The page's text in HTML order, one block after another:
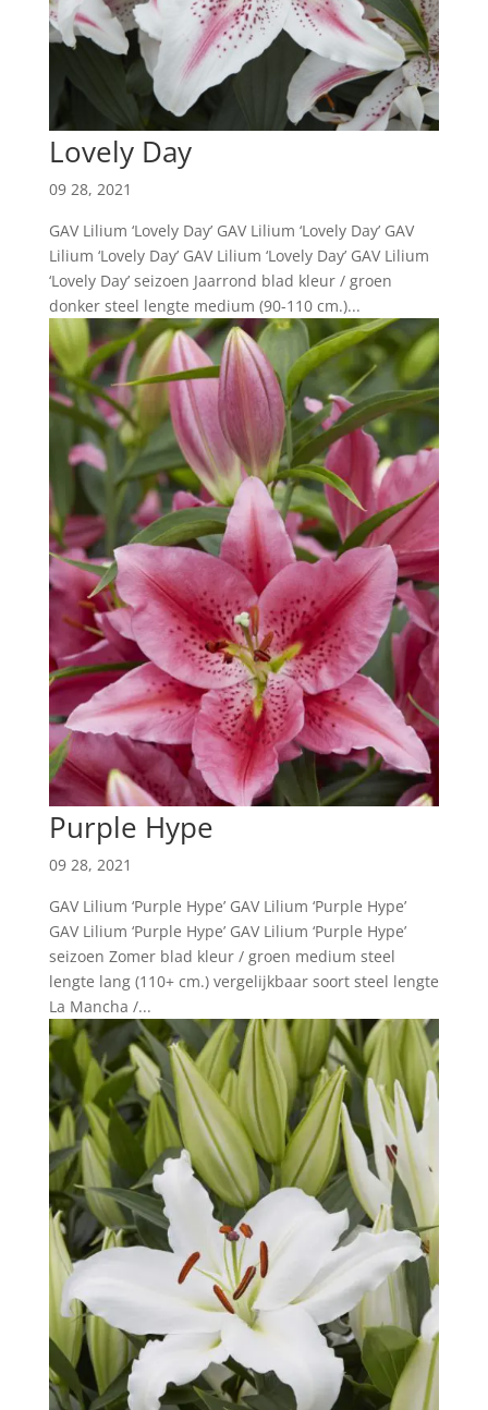
Lovely Day
09 28, 2021
GAV Lilium ‘Lovely Day’ GAV Lilium ‘Lovely Day’ GAV
Lilium ‘Lovely Day’ GAV Lilium ‘Lovely Day’ GAV Lilium
‘Lovely Day’ seizoen Jaarrond blad kleur / groen
donker steel lengte medium (90-110 cm.)...
Purple Hype
09 28, 2021
GAV Lilium ‘Purple Hype’ GAV Lilium ‘Purple Hype’
GAV Lilium ‘Purple Hype’ GAV Lilium ‘Purple Hype’
seizoen Zomer blad kleur / groen medium steel
lengte lang (110+ cm.) vergelijkbaar soort steel lengte
La Mancha /...